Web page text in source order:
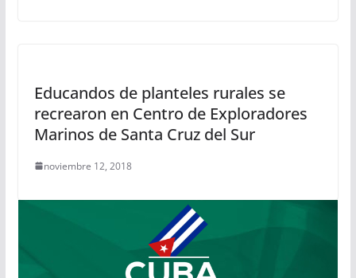
Educandos de planteles rurales se
recrearon en Centro de Exploradores
Marinos de Santa Cruz del Sur
noviembre 12, 2018